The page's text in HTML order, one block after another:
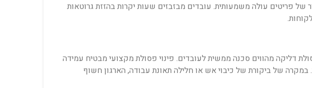
של פריטים עולה משמעותית. עובדים מבזבזים שעות יקרות בהזזת גרוטאות
דליקה מהווים סכנה ממשית לעובדים. פינוי פסולת מקצועי מבטיח עמידה
במקרה של ביקורת של כיבוי אש או חלילה תאונת עבודה, הארגון חשוף